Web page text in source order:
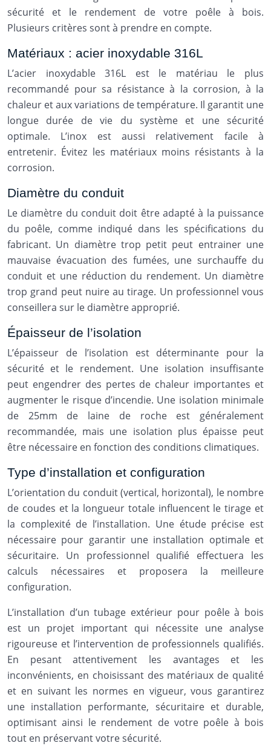
sécurité et le rendement de votre poêle à bois.
Plusieurs critères sont à prendre en compte.
Matériaux : acier inoxydable 316L
L’acier inoxydable 316L est le matériau le plus
recommandé pour sa résistance à la corrosion, à la
chaleur et aux variations de température. Il garantit une
longue durée de vie du système et une sécurité
optimale. L’inox est aussi relativement facile à
entretenir. Évitez les matériaux moins résistants à la
corrosion.
Diamètre du conduit
Le diamètre du conduit doit être adapté à la puissance
du poêle, comme indiqué dans les spécifications du
fabricant. Un diamètre trop petit peut entrainer une
mauvaise évacuation des fumées, une surchauffe du
conduit et une réduction du rendement. Un diamètre
trop grand peut nuire au tirage. Un professionnel vous
conseillera sur le diamètre approprié.
Épaisseur de l’isolation
L’épaisseur de l’isolation est déterminante pour la
sécurité et le rendement. Une isolation insuffisante
peut engendrer des pertes de chaleur importantes et
augmenter le risque d’incendie. Une isolation minimale
de 25mm de laine de roche est généralement
recommandée, mais une isolation plus épaisse peut
être nécessaire en fonction des conditions climatiques.
Type d’installation et configuration
L’orientation du conduit (vertical, horizontal), le nombre
de coudes et la longueur totale influencent le tirage et
la complexité de l’installation. Une étude précise est
nécessaire pour garantir une installation optimale et
sécuritaire. Un professionnel qualifié effectuera les
calculs nécessaires et proposera la meilleure
configuration.
L’installation d’un tubage extérieur pour poêle à bois
est un projet important qui nécessite une analyse
rigoureuse et l’intervention de professionnels qualifiés.
En pesant attentivement les avantages et les
inconvénients, en choisissant des matériaux de qualité
et en suivant les normes en vigueur, vous garantirez
une installation performante, sécuritaire et durable,
optimisant ainsi le rendement de votre poêle à bois
tout en préservant votre sécurité.